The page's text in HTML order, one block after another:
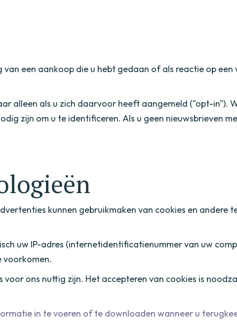
een aankoop die u hebt gedaan of als reactie op een
alleen als u zich daarvoor heeft aangemeld ("opt-in").
zijn om u te identificeren. Als u geen nieuwsbrieven
kunnen gebruikmaken van cookies en andere
uw IP-adres (internetidentificatienummer van uw
voorkomen.
ons nuttig zijn. Het accepteren van cookies is
in te voeren of te downloaden wanneer u